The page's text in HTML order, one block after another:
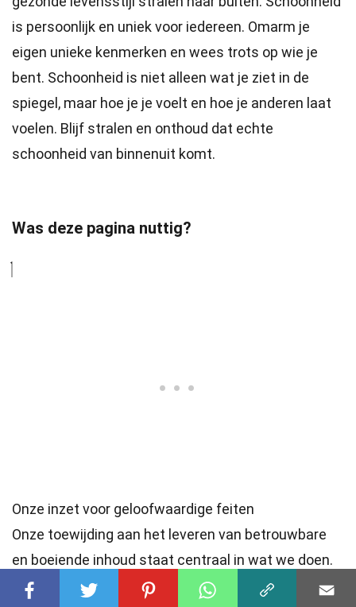
is persoonlijk en uniek voor iedereen. Omarm je
eigen unieke kenmerken en wees trots op wie je
bent. Schoonheid is niet alleen wat je ziet in de
spiegel, maar hoe je je voelt en hoe je anderen laat
voelen. Blijf stralen en onthoud dat echte
schoonheid van binnenuit komt.
Was deze pagina nuttig?
Onze inzet voor geloofwaardige feiten
Onze toewijding aan het leveren van betrouwbare
en boeiende inhoud staat centraal in wat we doen.
Elk feit op onze site wordt bijgedragen door echte